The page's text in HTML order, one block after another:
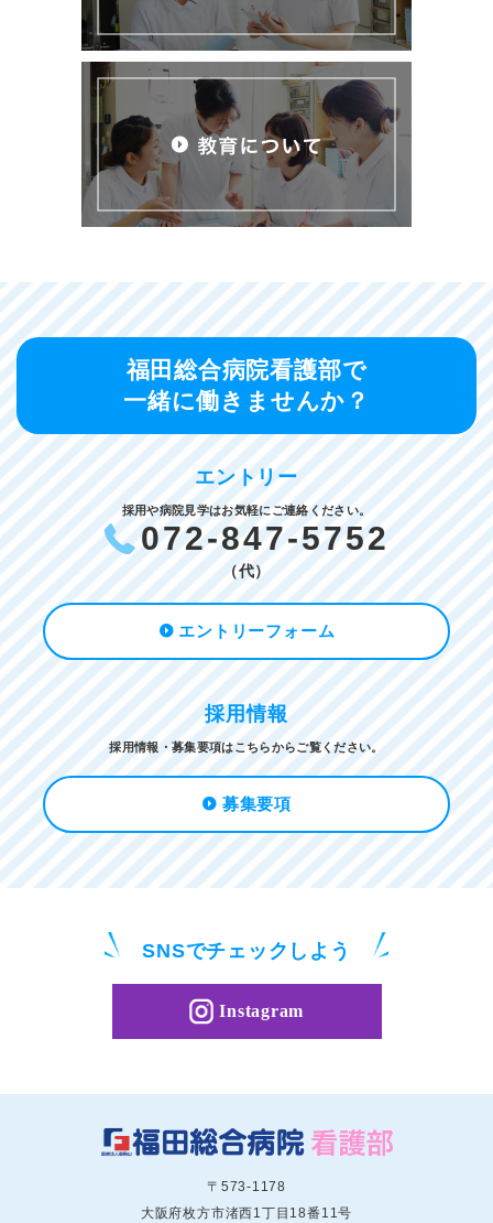
福田総合病院看護部で
一緒に働きませんか？
エントリー
採用や病院見学はお気軽にご連絡ください。
072-847-5752
（代）
エントリーフォーム
採用情報
採用情報・募集要項はこちらからご覧ください。
募集要項
SNSでチェックしよう
Instagram
〒573-1178
大阪府枚方市渚西1丁目18番11号